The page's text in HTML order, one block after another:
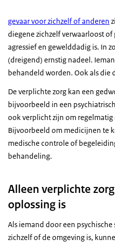
gevaar voor zichzelf of anderen
diegene zichzelf verwaarloost
agressief en gewelddadig is. In
(dreigend) ernstig nadeel.
behandeld worden. Ook als die
De verplichte zorg kan een
bijvoorbeeld in een
ook verplicht zijn om
Bijvoorbeeld om medicijnen te
medische controle of
behandeling.
Alleen verplichte
oplossing is
Als iemand door een
zichzelf of de omgeving is,